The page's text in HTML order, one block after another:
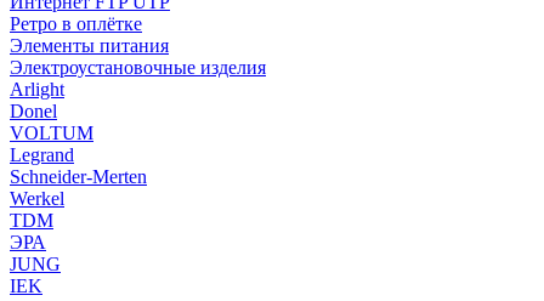
Ретро в оплётке
Элементы питания
Электроустановочные изделия
Arlight
Donel
VOLTUM
Legrand
Schneider-Merten
Werkel
TDM
ЭРА
JUNG
IEK